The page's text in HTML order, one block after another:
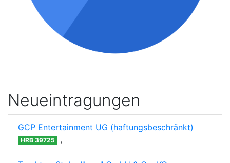
Neueintragungen
GCP Entertainment UG (haftungsbeschränkt)
HRB 39725 ,